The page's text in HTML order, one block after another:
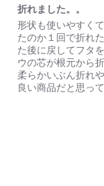
っ
て
い
ま
す！
折れました。。
Review
by
on
3
Feb
2025
review
stating
折
れ
ま
し
た。。
形状も使いやすく
たのか１回で折れ
た後に戻してフタ
ウの芯が根元から
柔らかいぶん折れ
良い商品だと思っ